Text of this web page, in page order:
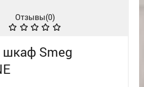
Отзывы(0)
Smeg